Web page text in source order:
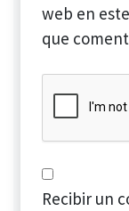
web en
que
Recibir un